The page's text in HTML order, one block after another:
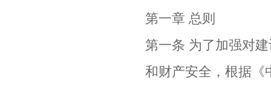
第一章 总则
第一条 为了加强对
和财产安全，根据《